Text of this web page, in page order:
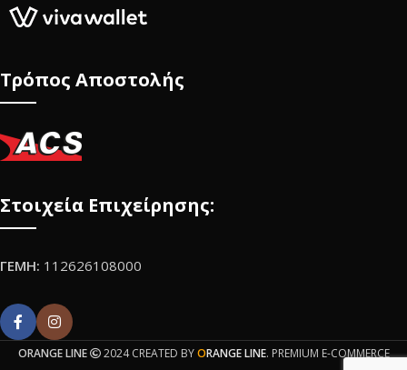
Τρόπος Αποστολής
Στοιχεία Επιχείρησης:
ΓΕΜΗ: 112626108000
ORANGE LINE 2024 CREATED BYORANGE LINE. PREMIUM E-COMMERCE